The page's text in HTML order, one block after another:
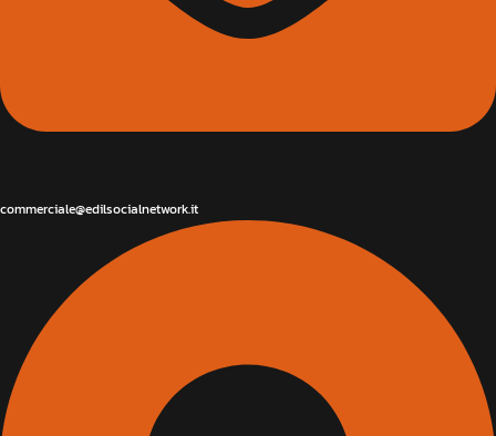
commerciale@edilsocialnetwork.it